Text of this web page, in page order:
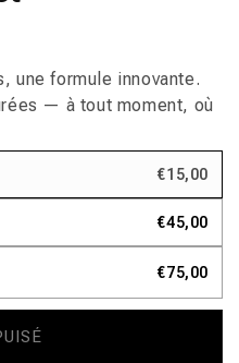
une formule innovante.
— à tout moment, où
€15,00
€45,00
€75,00